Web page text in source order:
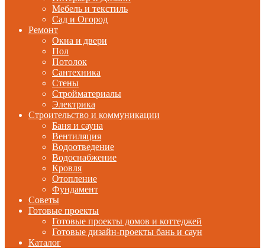
Мебель и текстиль
Сад и Огород
Ремонт
Окна и двери
Пол
Потолок
Сантехника
Стены
Стройматериалы
Электрика
Строительство и коммуникации
Баня и сауна
Вентиляция
Водоотведение
Водоснабжение
Кровля
Отопление
Фундамент
Советы
Готовые проекты
Готовые проекты домов и коттеджей
Готовые дизайн-проекты бань и саун
Каталог